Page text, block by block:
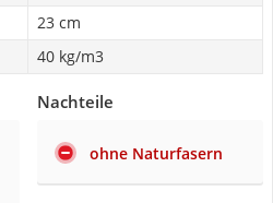
23 cm
40 kg/m3
Nachteile
ohne Naturfasern